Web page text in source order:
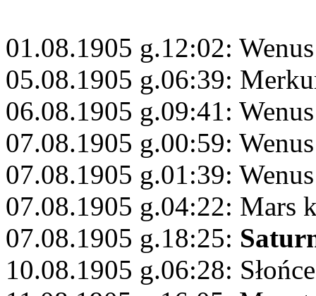
01.08.1905 g.12:02:
05.08.1905 g.06:39:
06.08.1905 g.09:41:
07.08.1905 g.00:59:
07.08.1905 g.01:39:
07.08.1905 g.04:22: Mars
07.08.1905 g.18:25:
10.08.1905 g.06:28: